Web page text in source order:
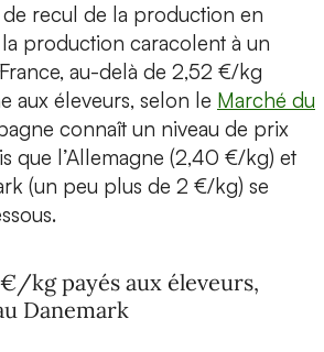
recul de la production en
production caracolent à un
au-delà de 2,52 €/kg
aux éleveurs, selon le Marché du
connaît un niveau de prix
que l’Allemagne (2,40 €/kg) et
(un peu plus de 2 €/kg) se
kg payés aux éleveurs,
Danemark